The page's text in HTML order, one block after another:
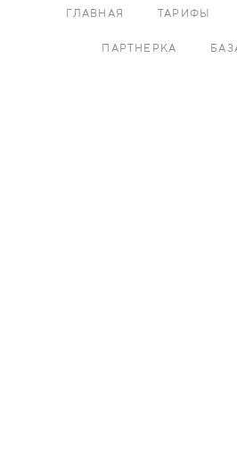
ГЛАВНАЯ ТАРИФЫ
ПАРТНЕРКА